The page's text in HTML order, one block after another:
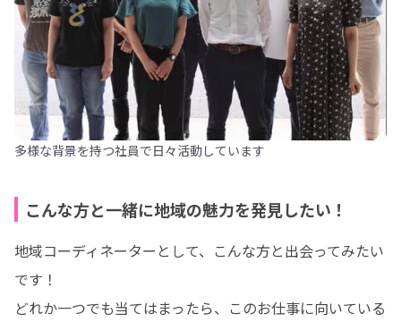
多様な背景を持つ社員で日々活動しています
こんな方と一緒に地域の魅力を発見したい！
地域コーディネーターとして、こんな方と出会ってみたい
です！
どれか一つでも当てはまったら、このお仕事に向いている